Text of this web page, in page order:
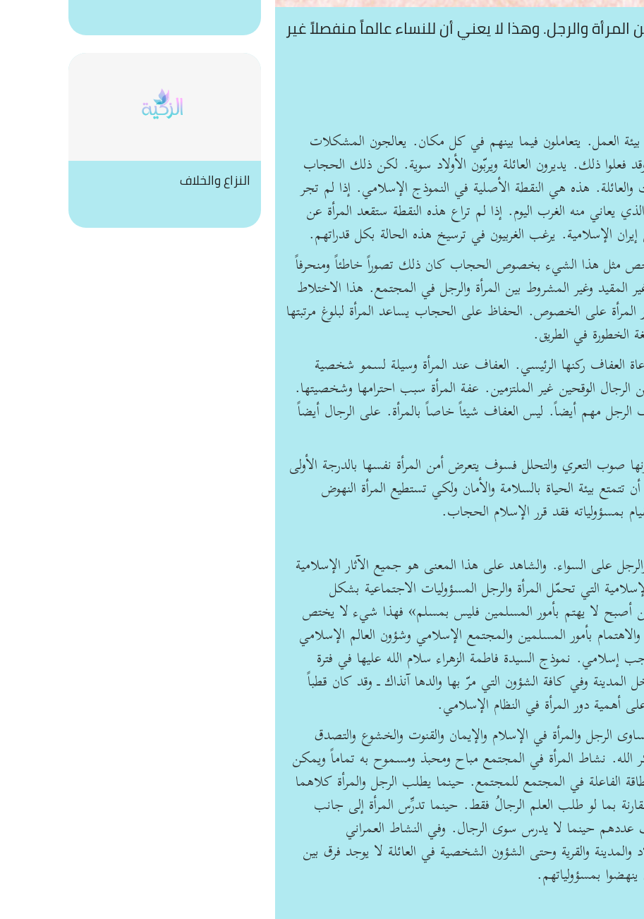
والرجل. وهذا لا يعني أن للنساء عالماً منفصلاً غير
العمل. يتعاملون فيما بينهم في كل مكان. يعالجون المشكلات
فعلوا ذلك. يديرون العائلة ويربّون الأولاد سوية. لكن ذلك الحجاب
والعائلة. هذه هي النقطة الأصلية في النموذج الإسلامي. إذا لم تجر
يعاني منه الغرب اليوم. إذا لم تراع هذه النقطة ستقعد المرأة عن
الإسلامية. يرغب الغربيون في ترسيخ هذه الحالة بكل قدراتهم.
مثل هذا الشيء بخصوص الحجاب كان ذلك تصوراً خاطئاً ومنحرفاً
وغير المشروط بين المرأة والرجل في المجتمع. هذا الاختلاط
على الخصوص. الحفاظ على الحجاب يساعد المرأة لبلوغ مرتبتها
الخطورة في الطريق.
العفاف ركنها الرئيسي. العفاف عند المرأة وسيلة لسمو شخصية
الوقحين غير الملتزمين. عفة المرأة سبب احترامها وشخصيتها.
الرجل مهم أيضاً. ليس العفاف شيئاً خاصاً بالمرأة. على الرجال أيضاً
صوب التعري والتحلل فسوف يتعرض أمن المرأة نفسها بالدرجة الأولى
بيئة الحياة بالسلامة والأمان ولكي تستطيع المرأة النهوض
بمسؤولياته فقد قرر الإسلام الحجاب.
على السواء. والشاهد على هذا المعنى هو جميع الآثار الإسلامية
التي تحمّل المرأة والرجل المسؤوليات الاجتماعية بشكل
لا يهتم بأمور المسلمين فليس بمسلم» فهذا شيء لا يختص
بأمور المسلمين والمجتمع الإسلامي وشؤون العالم الإسلامي
إسلامي. نموذج السيدة فاطمة الزهراء سلام الله عليها في فترة
المدينة وفي كافة الشؤون التي مرّ بها والدها آنذاك ـ وقد كان قطباً
أهمية دور المرأة في النظام الإسلامي.
الرجل والمرأة في الإسلام والإيمان والقنوت والخشوع والتصدق
الله. نشاط المرأة في المجتمع مباح ومحبذ ومسموح به تماماً ويمكن
الفاعلة في المجتمع للمجتمع. حينما يطلب الرجل والمرأة كلاهما
بما لو طلب العلم الرجالُ فقط. حينما تدرِّس المرأة إلى جانب
حينما لا يدرس سوى الرجال. وفي النشاط العمراني
والمدينة والقرية وحتى الشؤون الشخصية في العائلة لا يوجد فرق بين
بمسؤولياتهم.
النزاع والخلاف